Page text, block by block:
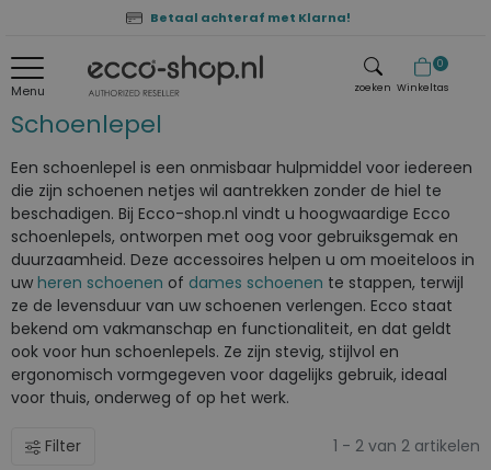
Betaal achteraf met Klarna!
Menu zoeken
0
Winkeltas
Schoenlepel
Een schoenlepel is een onmisbaar hulpmiddel voor iedereen
die zijn schoenen netjes wil aantrekken zonder de hiel te
beschadigen. Bij Ecco-shop.nl vindt u hoogwaardige Ecco
schoenlepels, ontworpen met oog voor gebruiksgemak en
duurzaamheid. Deze accessoires helpen u om moeiteloos in
uw heren schoenen of dames schoenen te stappen, terwijl
ze de levensduur van uw schoenen verlengen. Ecco staat
bekend om vakmanschap en functionaliteit, en dat geldt
ook voor hun schoenlepels. Ze zijn stevig, stijlvol en
ergonomisch vormgegeven voor dagelijks gebruik, ideaal
voor thuis, onderweg of op het werk.
Filter 1 - 2 van 2 artikelen